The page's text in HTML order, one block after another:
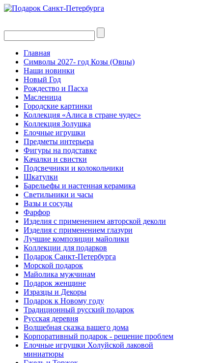
Главная
Символы 2027- год Козы (Овцы)
Наши новинки
Новый Год
Рождество и Пасха
Масленица
Городские картинки
Коллекция «Алиса в стране чудес»
Коллекция Золушка
Елочные игрушки
Предметы интерьера
Фигуры на подставке
Качалки и свистки
Подсвечники и колокольчики
Шкатулки
Барельефы и настенная керамика
Светильники и часы
Вазы и сосуды
Фарфор
Изделия с применением авторской деколи
Изделия с применением глазури
Лучшие композиции майолики
Коллекции для подарков
Подарок Санкт-Петербурга
Морской подарок
Майолика мужчинам
Подарок женщине
Изразцы и Декоры
Подарок к Новому году
Традиционный русский подарок
Русская деревня
Волшебная сказка вашего дома
Корпоративный подарок - решение проблем
Елочные игрушки Холуйской лаковой
миниатюры